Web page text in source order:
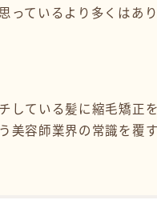
っているより多くはあり
している髪に縮毛矯正
美容師業界の常識を覆